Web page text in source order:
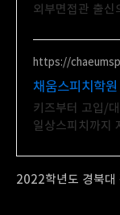
외부면접관 출신
말아야 할 핵심
면접 코칭! 먼저
https://
채움스피치학원
키즈부터 고입/
일상스피치까지
2022학년도 경북대